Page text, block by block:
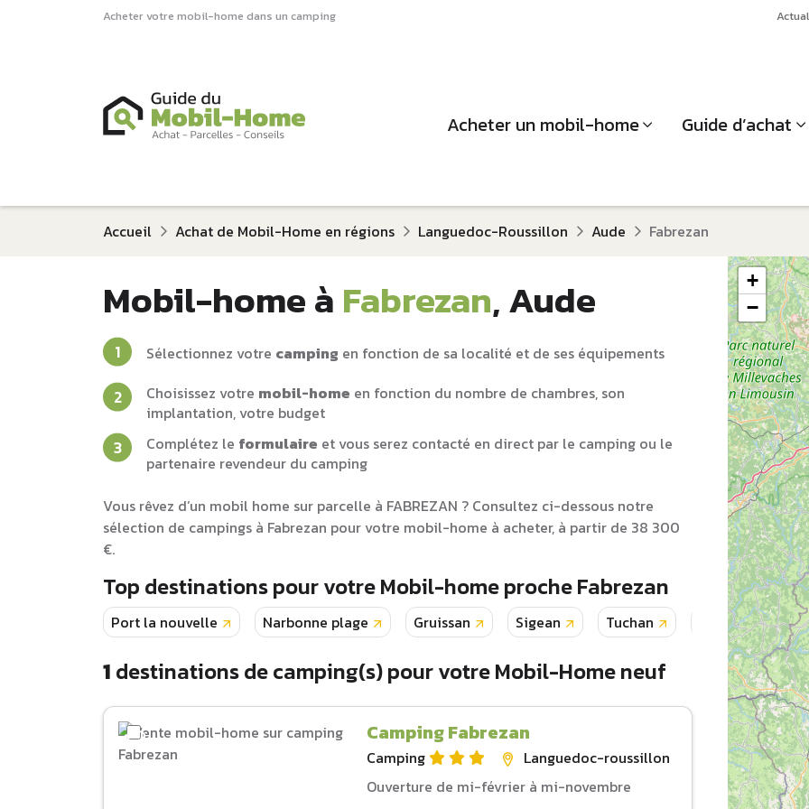
Acheter votre mobil-home dans un camping
Acheter un mobil-home Guide d’achat
Accueil Achat de Mobil-Home en régions Languedoc-Roussillon Aude Fabrezan
+
−
Mobil-home à Fabrezan, Aude
Sélectionnez votre camping en fonction de sa localité et de ses équipements
Choisissez votre mobil-home en fonction du nombre de chambres, son
implantation, votre budget
Complétez le formulaire et vous serez contacté en direct par le camping ou le
partenaire revendeur du camping
Vous rêvez d’un mobil home sur parcelle à FABREZAN ? Consultez ci-dessous notre
sélection de campings à Fabrezan pour votre mobil-home à acheter, à partir de 38 300
€.
Top destinations pour votre Mobil-home proche Fabrezan
Port la nouvelle Narbonne plage Gruissan Sigean Tuchan Narbonne
1 destinations de camping(s) pour votre Mobil-Home neuf
Camping Fabrezan
Camping
Languedoc-roussillon
Ouverture de mi-février à mi-novembre